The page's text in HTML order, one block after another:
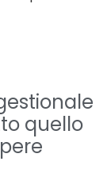
quello